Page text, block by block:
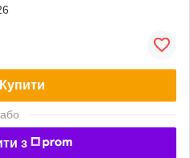
Купити
або
з